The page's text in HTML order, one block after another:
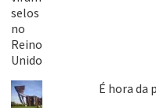
É hora da